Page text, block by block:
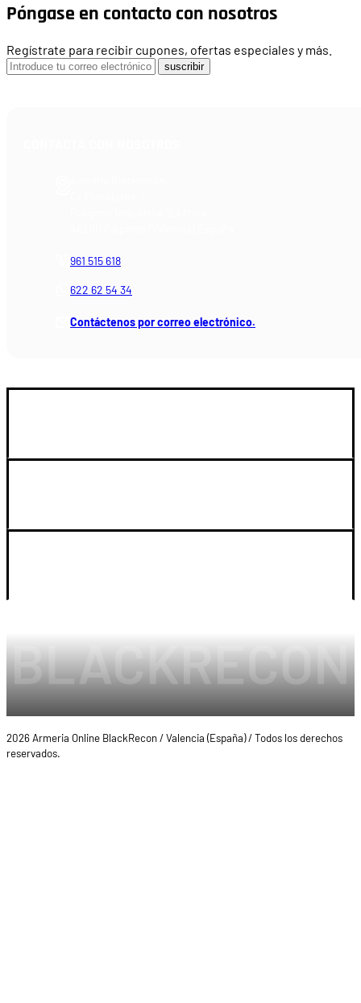
Póngase en contacto con nosotros
Regístrate para recibir cupones, ofertas especiales y más.
suscribir
961 515 618
622 62 54 34
Contáctenos por correo electrónico.
2026 Armeria Online BlackRecon / Valencia (España) / Todos los derechos
reservados.